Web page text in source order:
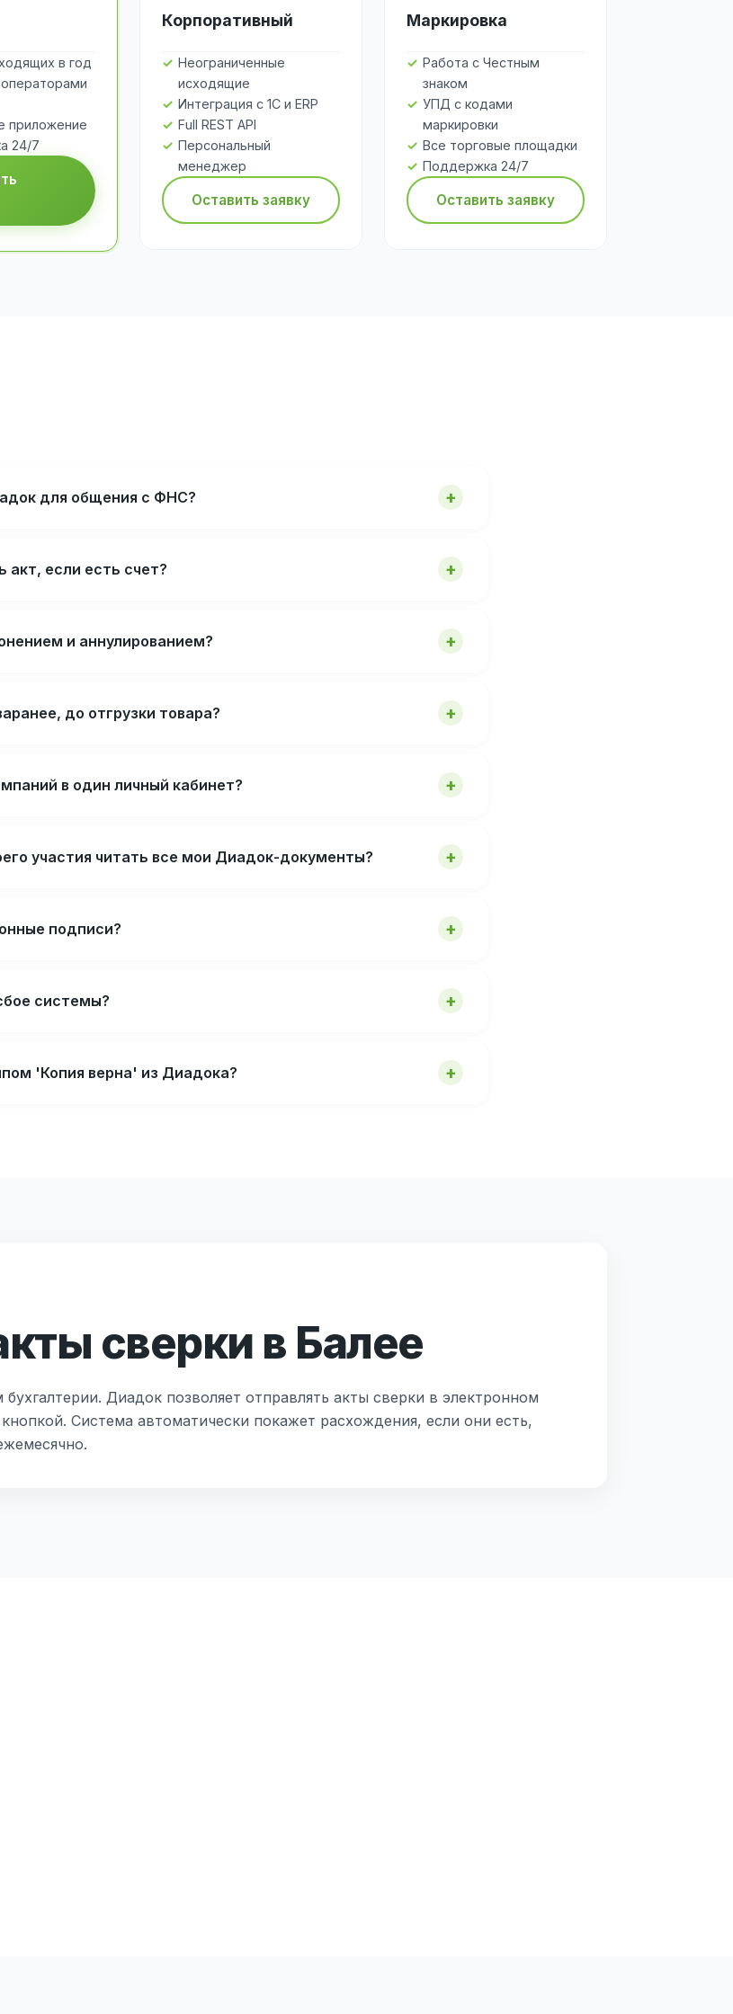
в год
приложение
24/7
Корпоративный
Неограниченные
исходящие
Интеграция с 1С и ERP
Full REST API
Персональный
менеджер
Оставить заявку
Маркировка
Работа с Честным
знаком
УПД с кодами
маркировки
Все торговые площадки
Поддержка 24/7
Оставить заявку
для общения с ФНС?
акт, если есть счет?
и аннулированием?
до отгрузки товара?
в один личный кабинет?
участия читать все мои Диадок-документы?
подписи?
системы?
'Копия верна' из Диадока?
сверки в Балее
Диадок позволяет отправлять акты сверки в электронном
Система автоматически покажет расхождения, если они есть,